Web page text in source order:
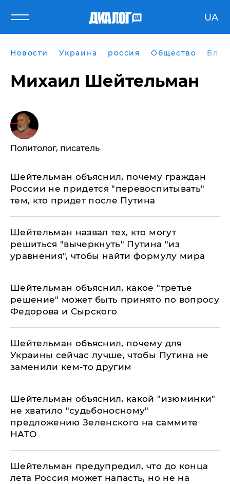
UA
Новости Украина россия Общество
Михаил Шейтельман
Политолог, писатель
Шейтельман объяснил, почему граждан
России не придется "перевоспитывать"
тем, кто придет после Путина
Шейтельман назвал тех, кто могут
решиться "вычеркнуть" Путина "из
уравнения", чтобы найти формулу мира
Шейтельман объяснил, какое "третье
решение" может быть принято по вопросу
Федорова и Сырского
Шейтельман объяснил, почему для
Украины сейчас лучше, чтобы Путина не
заменили кем-то другим
Шейтельман объяснил, какой "изюминки"
не хватило "судьбоносному"
предложению Зеленского на саммите
НАТО
Шейтельман предупредил, что до конца
лета Россия может напасть, но не на